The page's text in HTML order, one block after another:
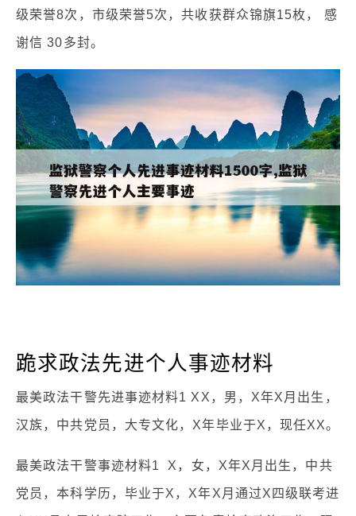
级荣誉8次，市级荣誉5次，共收获群众锦旗15枚， 感
谢信 30多封。
跪求政法先进个人事迹材料
最美政法干警先进事迹材料1 XX，男，X年X月出生，
汉族，中共党员，大专文化，X年毕业于X，现任XX。
最美政法干警事迹材料1 X，女，X年X月出生，中共
党员，本科学历，毕业于X，X年X月通过X四级联考进